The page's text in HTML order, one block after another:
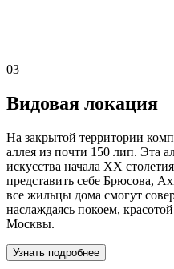
03
Видовая локация
На закрытой территории
аллея из почти 150 лип. Эта
искусства начала XX
представить себе Брюсова,
все жильцы дома смогут
наслаждаясь покоем,
Москвы.
Узнать подробнее